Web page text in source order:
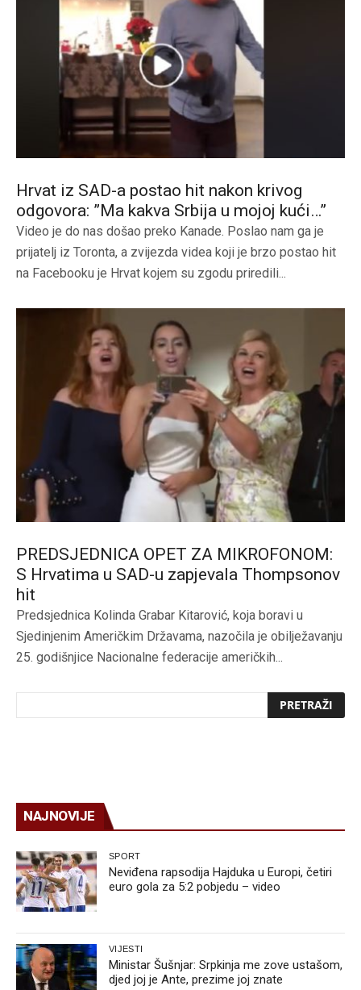
Hrvat iz SAD-a postao hit nakon krivog
odgovora: ”Ma kakva Srbija u mojoj kući…”
Video je do nas došao preko Kanade. Poslao nam ga je
prijatelj iz Toronta, a zvijezda videa koji je brzo postao hit
na Facebooku je Hrvat kojem su zgodu priredili...
PREDSJEDNICA OPET ZA MIKROFONOM:
S Hrvatima u SAD-u zapjevala Thompsonov
hit
Predsjednica Kolinda Grabar Kitarović, koja boravi u
Sjedinjenim Američkim Državama, nazočila je obilježavanju
25. godišnjice Nacionalne federacije američkih...
NAJNOVIJE
SPORT
Neviđena rapsodija Hajduka u Europi, četiri
euro gola za 5:2 pobjedu – video
VIJESTI
Ministar Šušnjar: Srpkinja me zove ustašom,
djed joj je Ante, prezime joj znate